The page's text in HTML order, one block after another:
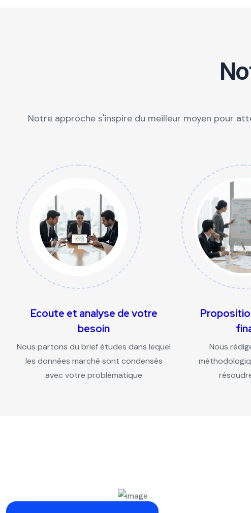
Notre approche s'inspire du meilleur moyen pour
Ecoute et analyse de votre
besoin
Nous partons du brief études dans lequel
les données marché sont condensés
avec votre problématique
Nous